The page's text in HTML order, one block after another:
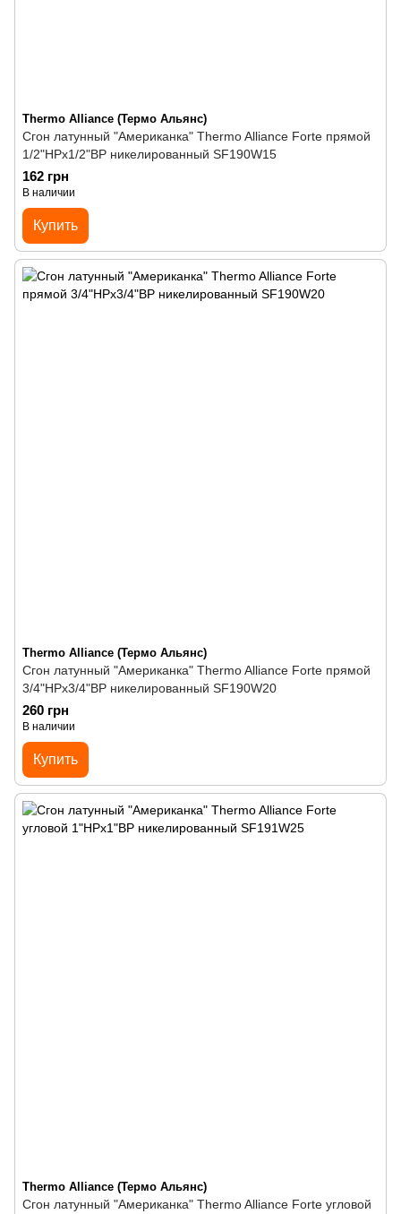
Thermo Alliance (Термо Альянс)
Сгон латунный "Американка" Thermo Alliance Forte прямой
1/2"НРх1/2"ВР никелированный SF190W15
162 грн
В наличии
Купить
Thermo Alliance (Термо Альянс)
Сгон латунный "Американка" Thermo Alliance Forte прямой
3/4"НРх3/4"ВР никелированный SF190W20
260 грн
В наличии
Купить
Thermo Alliance (Термо Альянс)
Сгон латунный "Американка" Thermo Alliance Forte угловой